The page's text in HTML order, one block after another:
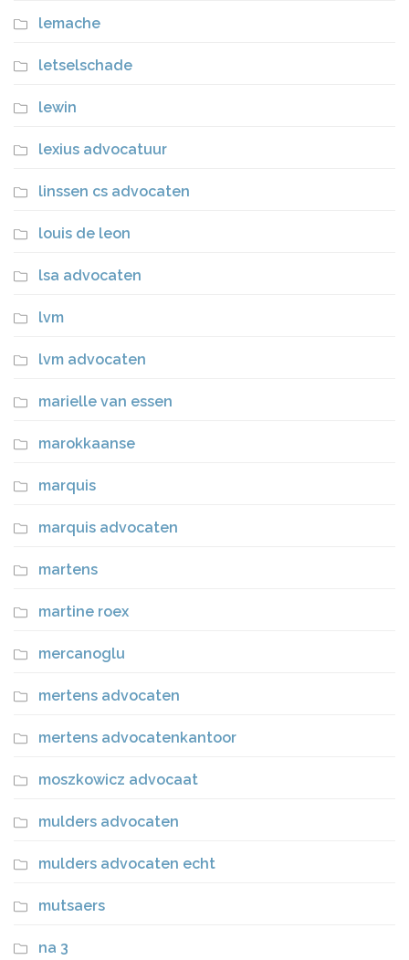
lemache
letselschade
lewin
lexius advocatuur
linssen cs advocaten
louis de leon
lsa advocaten
lvm
lvm advocaten
marielle van essen
marokkaanse
marquis
marquis advocaten
martens
martine roex
mercanoglu
mertens advocaten
mertens advocatenkantoor
moszkowicz advocaat
mulders advocaten
mulders advocaten echt
mutsaers
na 3